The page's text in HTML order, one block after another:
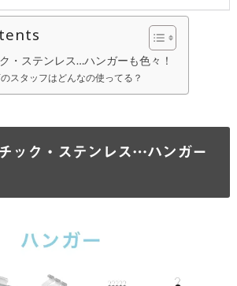
・ステンレス…ハンガーも色々！
スタッフはどんなの使ってる？
ック・ステンレス…ハンガー